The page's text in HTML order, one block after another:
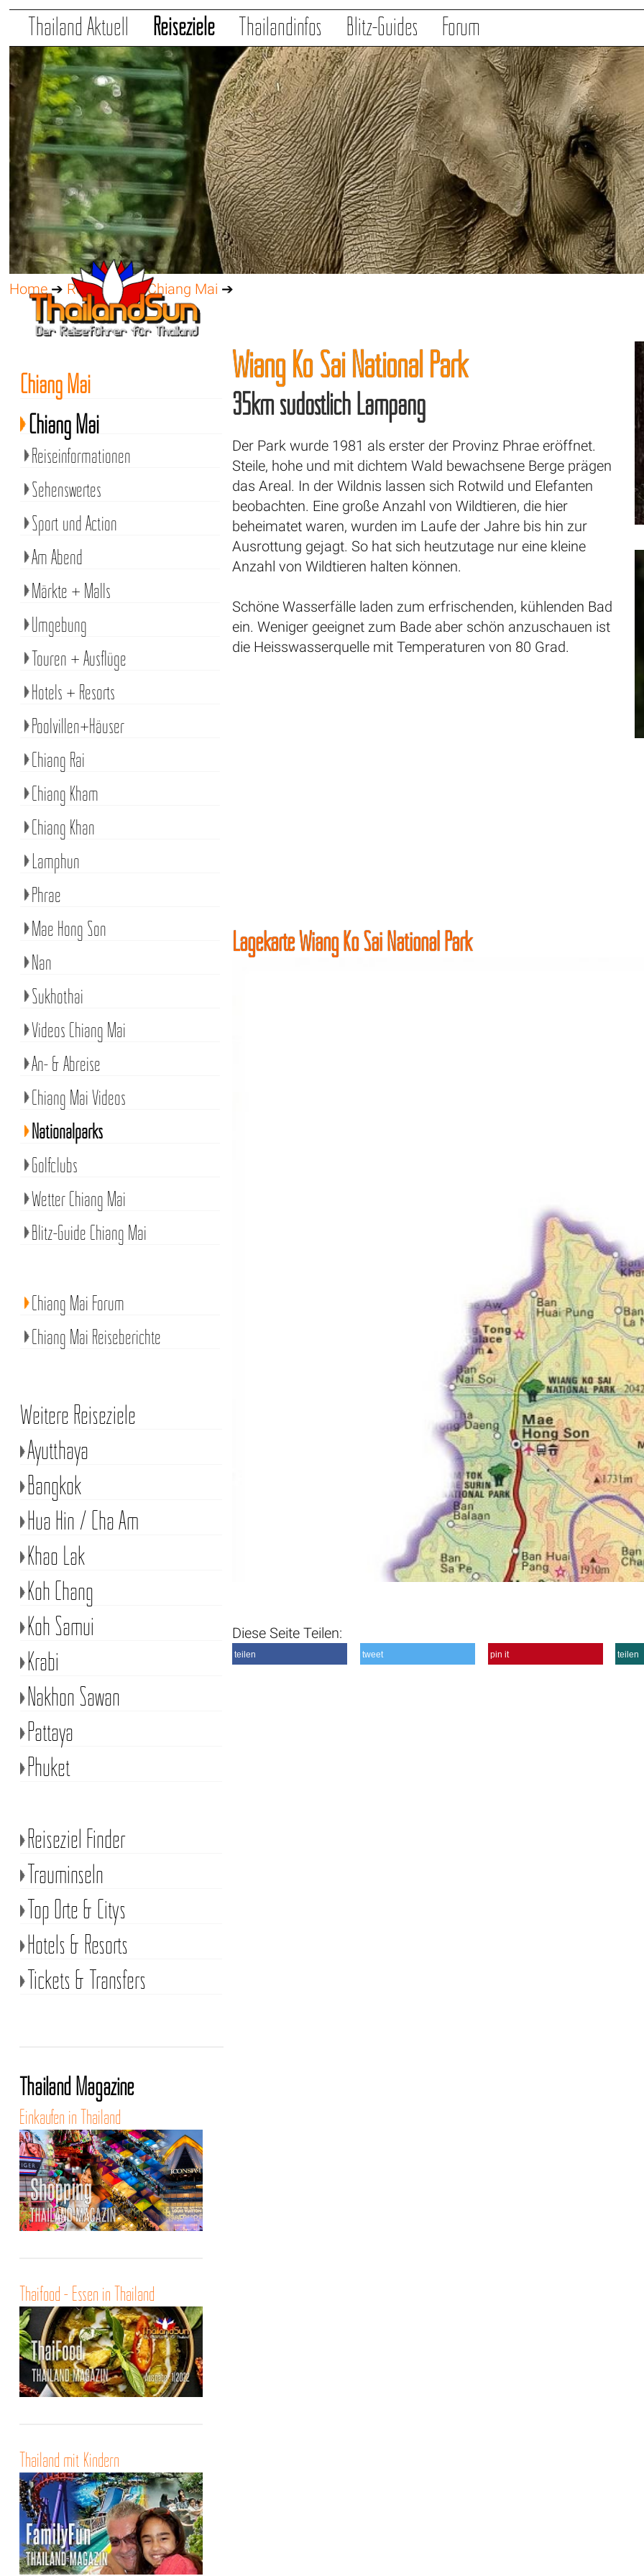
Thailand Aktuell Reiseziele Thailandinfos Blitz-Guides Forum
Home➔ Reiseziele➔Chiang Mai ➔
Wiang Ko Sai National Park
35km südöstlich Lampang
Der Park wurde 1981 als erster der Provinz Phrae eröffnet.
Steile, hohe und mit dichtem Wald bewachsene Berge prägen
das Areal. In der Wildnis lassen sich Rotwild und Elefanten
beobachten. Eine große Anzahl von Wildtieren, die hier
beheimatet waren, wurden im Laufe der Jahre bis hin zur
Ausrottung gejagt. So hat sich heutzutage nur eine kleine
Anzahl von Wildtieren halten können.
Schöne Wasserfälle laden zum erfrischenden, kühlenden Bad
ein. Weniger geeignet zum Bade aber schön anzuschauen ist
die Heisswasserquelle mit Temperaturen von 80 Grad.
Lagekarte Wiang Ko Sai National Park
Diese Seite Teilen:
teilen tweet pin it teilen
Chiang Mai
Chiang Mai
Reiseinformationen
Sehenswertes
Sport und Action
Am Abend
Märkte + Malls
Umgebung
Touren + Ausflüge
Hotels + Resorts
Poolvillen+Häuser
Chiang Rai
Chiang Kham
Chiang Khan
Lamphun
Phrae
Mae Hong Son
Nan
Sukhothai
Videos Chiang Mai
An- & Abreise
Chiang Mai Videos
Nationalparks
Golfclubs
Wetter Chiang Mai
Blitz-Guide Chiang Mai
Chiang Mai Forum
Chiang Mai Reiseberichte
Weitere Reiseziele
Ayutthaya
Bangkok
Hua Hin / Cha Am
Khao Lak
Koh Chang
Koh Samui
Krabi
Nakhon Sawan
Pattaya
Phuket
Reiseziel Finder
Trauminseln
Top Orte & Citys
Hotels & Resorts
Tickets & Transfers
Thailand Magazine
Einkaufen in Thailand
Thaifood - Essen in Thailand
Thailand mit Kindern